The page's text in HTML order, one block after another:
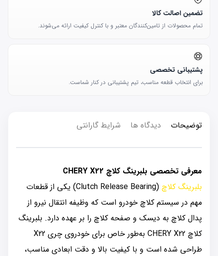
تضمین اصالت کالا
تمام محصولات از تامین‌کنندگان معتبر و با کنترل کیفیت ارائه می‌شوند.
پشتیبانی تخصصی
برای انتخاب قطعه مناسب، تیم پشتیبانی در کنار شماست.
توضیحات دیدگاه ها شرایط گارانتی
معرفی تخصصی بلبرینگ کلاچ CHERY X22
بلبرینگ کلاچ
(Clutch Release Bearing) یکی از قطعات
مهم در سیستم کلاچ خودرو است که وظیفه انتقال نیرو از
پدال کلاچ به دیسک و صفحه کلاچ را بر عهده دارد. بلبرینگ
کلاچ CHERY X22 به‌طور خاص برای خودروی چری X22
طراحی شده است و با کیفیت بالا و دقت ابعادی مناسب،